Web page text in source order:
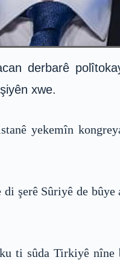
derbarê
xwe.
yekemîn
şerê Sûriyê de
ti sûda Tirkiyê